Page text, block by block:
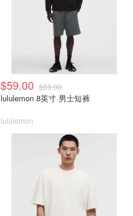
$59.00 $88.00
lululemon 8英寸 男士短裤
lululemon